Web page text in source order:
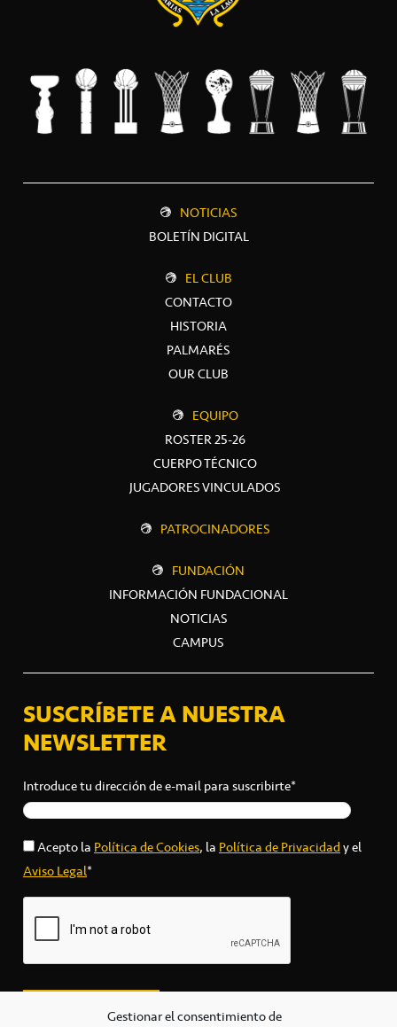
Gestionar el consentimiento de
NOTICIAS
BOLETÍN DIGITAL
EL CLUB
CONTACTO
HISTORIA
PALMARÉS
OUR CLUB
EQUIPO
ROSTER 25-26
CUERPO TÉCNICO
JUGADORES VINCULADOS
PATROCINADORES
FUNDACIÓN
INFORMACIÓN FUNDACIONAL
NOTICIAS
CAMPUS
SUSCRÍBETE A NUESTRA
NEWSLETTER
Introduce tu dirección de e-mail para suscribirte*
Acepto laPolítica de Cookies, laPolítica de Privacidady el
Aviso Legal*